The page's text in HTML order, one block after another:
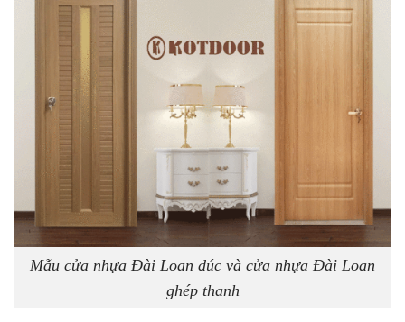
Mẫu cửa nhựa Đài Loan đúc và cửa nhựa Đài Loan
ghép thanh